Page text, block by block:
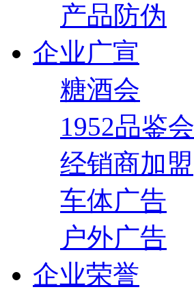
产品防伪
企业广宣
糖酒会
1952品鉴会
经销商加盟
车体广告
户外广告
企业荣誉